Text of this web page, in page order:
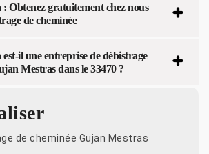
Obtenez gratuitement chez nous
de cheminée
il une entreprise de débistrage
Mestras dans le 33470 ?
de cheminée Gujan Mestras